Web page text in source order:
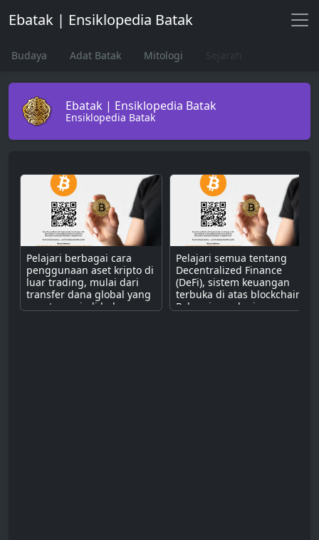
Ebatak | Ensiklopedia Batak
Budaya Adat Batak Mitologi
Ebatak | Ensiklopedia Batak
Ensiklopedia Batak
Pelajari berbagai cara
penggunaan aset kripto di
luar trading, mulai dari
transfer dana global yang
cepat, menjadi bahan
Pelajari semua tentang
Decentralized Finance
(DeFi), sistem keuangan
terbuka di atas blockchain.
Pahami cara kerjanya